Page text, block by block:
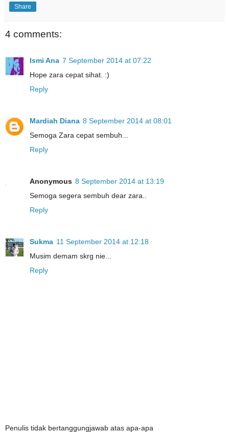
Share
4 comments:
Ismi Ana 7 September 2014 at 07:22
Hope zara cepat sihat. :)
Reply
Mardiah Diana 8 September 2014 at 08:01
Semoga Zara cepat sembuh...
Reply
Anonymous 8 September 2014 at 13:19
Semoga segera sembuh dear zara..
Reply
Sukma 11 September 2014 at 12:18
Musim demam skrg nie...
Reply
Penulis tidak bertanggungjawab atas apa-apa